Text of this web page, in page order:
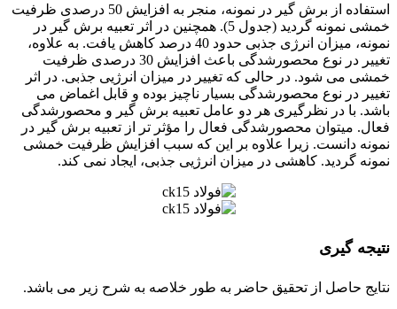
استفاده از برش گیر در نمونه، منجر به افزایش 50 درصدی ظرفیت
خمشی نمونه گردید (جدول 5). همچنین در اثر تعبیه برش گیر در
نمونه، میزان انرژی جذبی حدود 40 درصد کاهش یافت. به علاوه،
تغییر در نوع محصورشدگی باعث افزایش 30 درصدی ظرفیت
خمشی می شود. در حالی که تغییر در میزان انرژیی جذبی. در اثر
تغییر در نوع محصورشدگی بسیار ناچیز بوده و قابل اغماض می
باشد. با در نظرگیری هر دو عامل تعبیه برش گیر و محصورشدگی
فعال. میتوان محصورشدگی فعال را مؤثر تر از تعبیه برش گیر در
نمونه دانست. زیرا علاوه بر این که سبب افزایش ظرفیت خمشی
نمونه گردید. کاهشی در میزان انرژیی جذبی، ایجاد نمی کند.
نتیجه گیری
نتایج حاصل از تحقیق حاضر به طور خلاصه به شرح زیر می باشد.